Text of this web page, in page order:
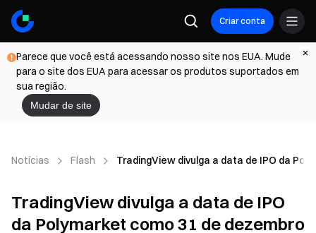
Criar conta
Parece que você está acessando nosso site nos EUA. Mude
para o site dos EUA para acessar os produtos suportados em
sua região.
Mudar de site
Notícias Flash TradingView divulga a data de IPO da
TradingView divulga a data de IPO
da Polymarket como 31 de dezembro